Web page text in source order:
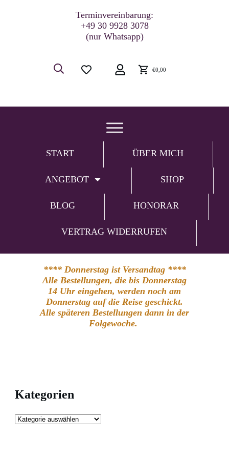
Terminvereinbarung:
+49 30 9928 3078
(nur Whatsapp)
€0,00
START ÜBER MICH
ANGEBOT SHOP
BLOG HONORAR
VERTRAG WIDERRUFEN
**** Donnerstag ist Versandtag ****
Alle Bestellungen, die bis Donnerstag
14 Uhr eingehen, werden noch am
Donnerstag auf die Reise geschickt.
Alle späteren Bestellungen dann in der
Folgewoche.
Kategorien